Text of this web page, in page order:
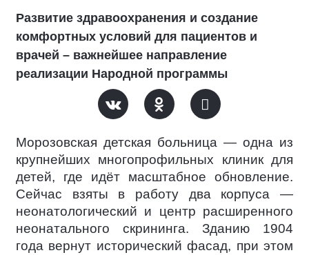
Развитие здравоохранения и создание
комфортных условий для пациентов и
врачей – важнейшее направление
реализации Народной программы
Морозовская детская больница — одна из
крупнейших многопрофильных клиник для
детей, где идёт масштабное обновление.
Сейчас взяты в работу два корпуса —
неонатологический и центр расширенного
неонатального скрининга. Зданию 1904
года вернут исторический фасад, при этом